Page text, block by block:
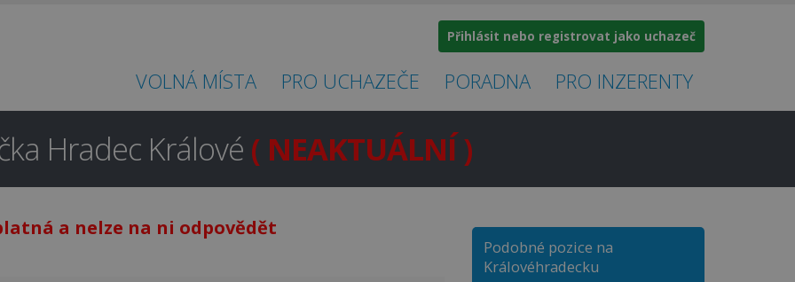
Přihlásit nebo registrovat jako uchazeč
VOLNÁ MÍSTA PRO UCHAZEČE PORADNA PRO INZERENTY
Hradec Králové ( NEAKTUÁLNÍ )
a nelze na ni odpovědět
Podobné pozice na
Královéhradecku
Hledáte práci